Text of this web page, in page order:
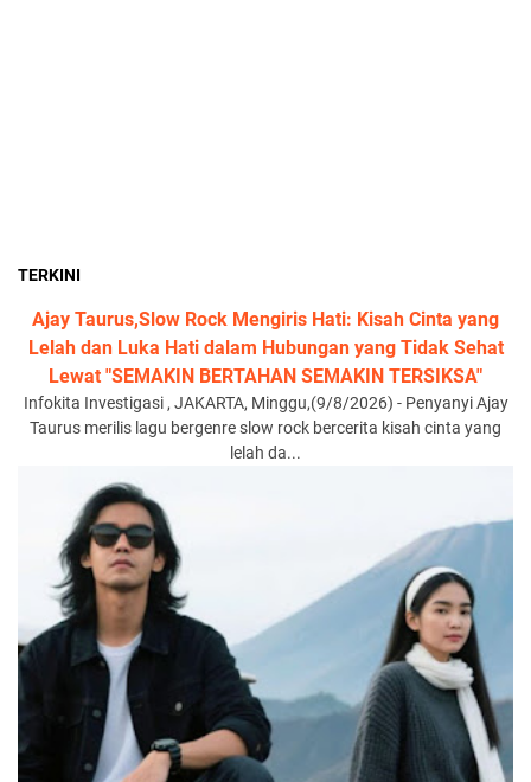
TERKINI
Ajay Taurus,Slow Rock Mengiris Hati: Kisah Cinta yang
Lelah dan Luka Hati dalam Hubungan yang Tidak Sehat
Lewat "SEMAKIN BERTAHAN SEMAKIN TERSIKSA"
Infokita Investigasi , JAKARTA, Minggu,(9/8/2026) - Penyanyi Ajay
Taurus merilis lagu bergenre slow rock bercerita kisah cinta yang
lelah da...